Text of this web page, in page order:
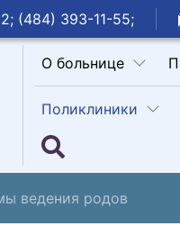
(484) 393-11-55;
О больнице
Поликлиники
ведения родов